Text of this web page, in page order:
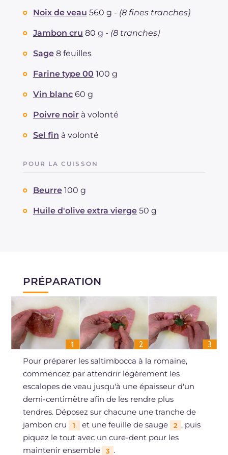
Noix de veau 560 g - (8 fines tranches)
Jambon cru 80 g - (8 tranches)
Sage 8 feuilles
Farine type 00 100 g
Vin blanc 60 g
Poivre noir à volonté
Sel fin à volonté
POUR LA CUISSON
Beurre 100 g
Huile d'olive extra vierge 50 g
PRÉPARATION
Pour préparer les saltimbocca à la romaine,
commencez par attendrir légèrement les
escalopes de veau jusqu'à une épaisseur d'un
demi-centimètre afin de les rendre plus
tendres. Déposez sur chacune une tranche de
jambon cru
1 et une feuille de sauge 2 , puis
piquez le tout avec un cure-dent pour les
maintenir ensemble
3 .